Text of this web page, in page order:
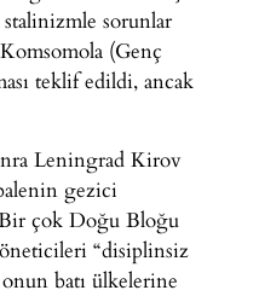
sorunlar
(Genç
teklif edildi, ancak
Leningrad Kirov
gezici
Bir çok Doğu Bloğu
“disiplinsiz
onun batı ülkelerine